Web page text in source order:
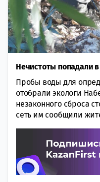
Нечистоты попадали
Пробы воды для
отобрали экологи
незаконного сброса
сеть им сообщили